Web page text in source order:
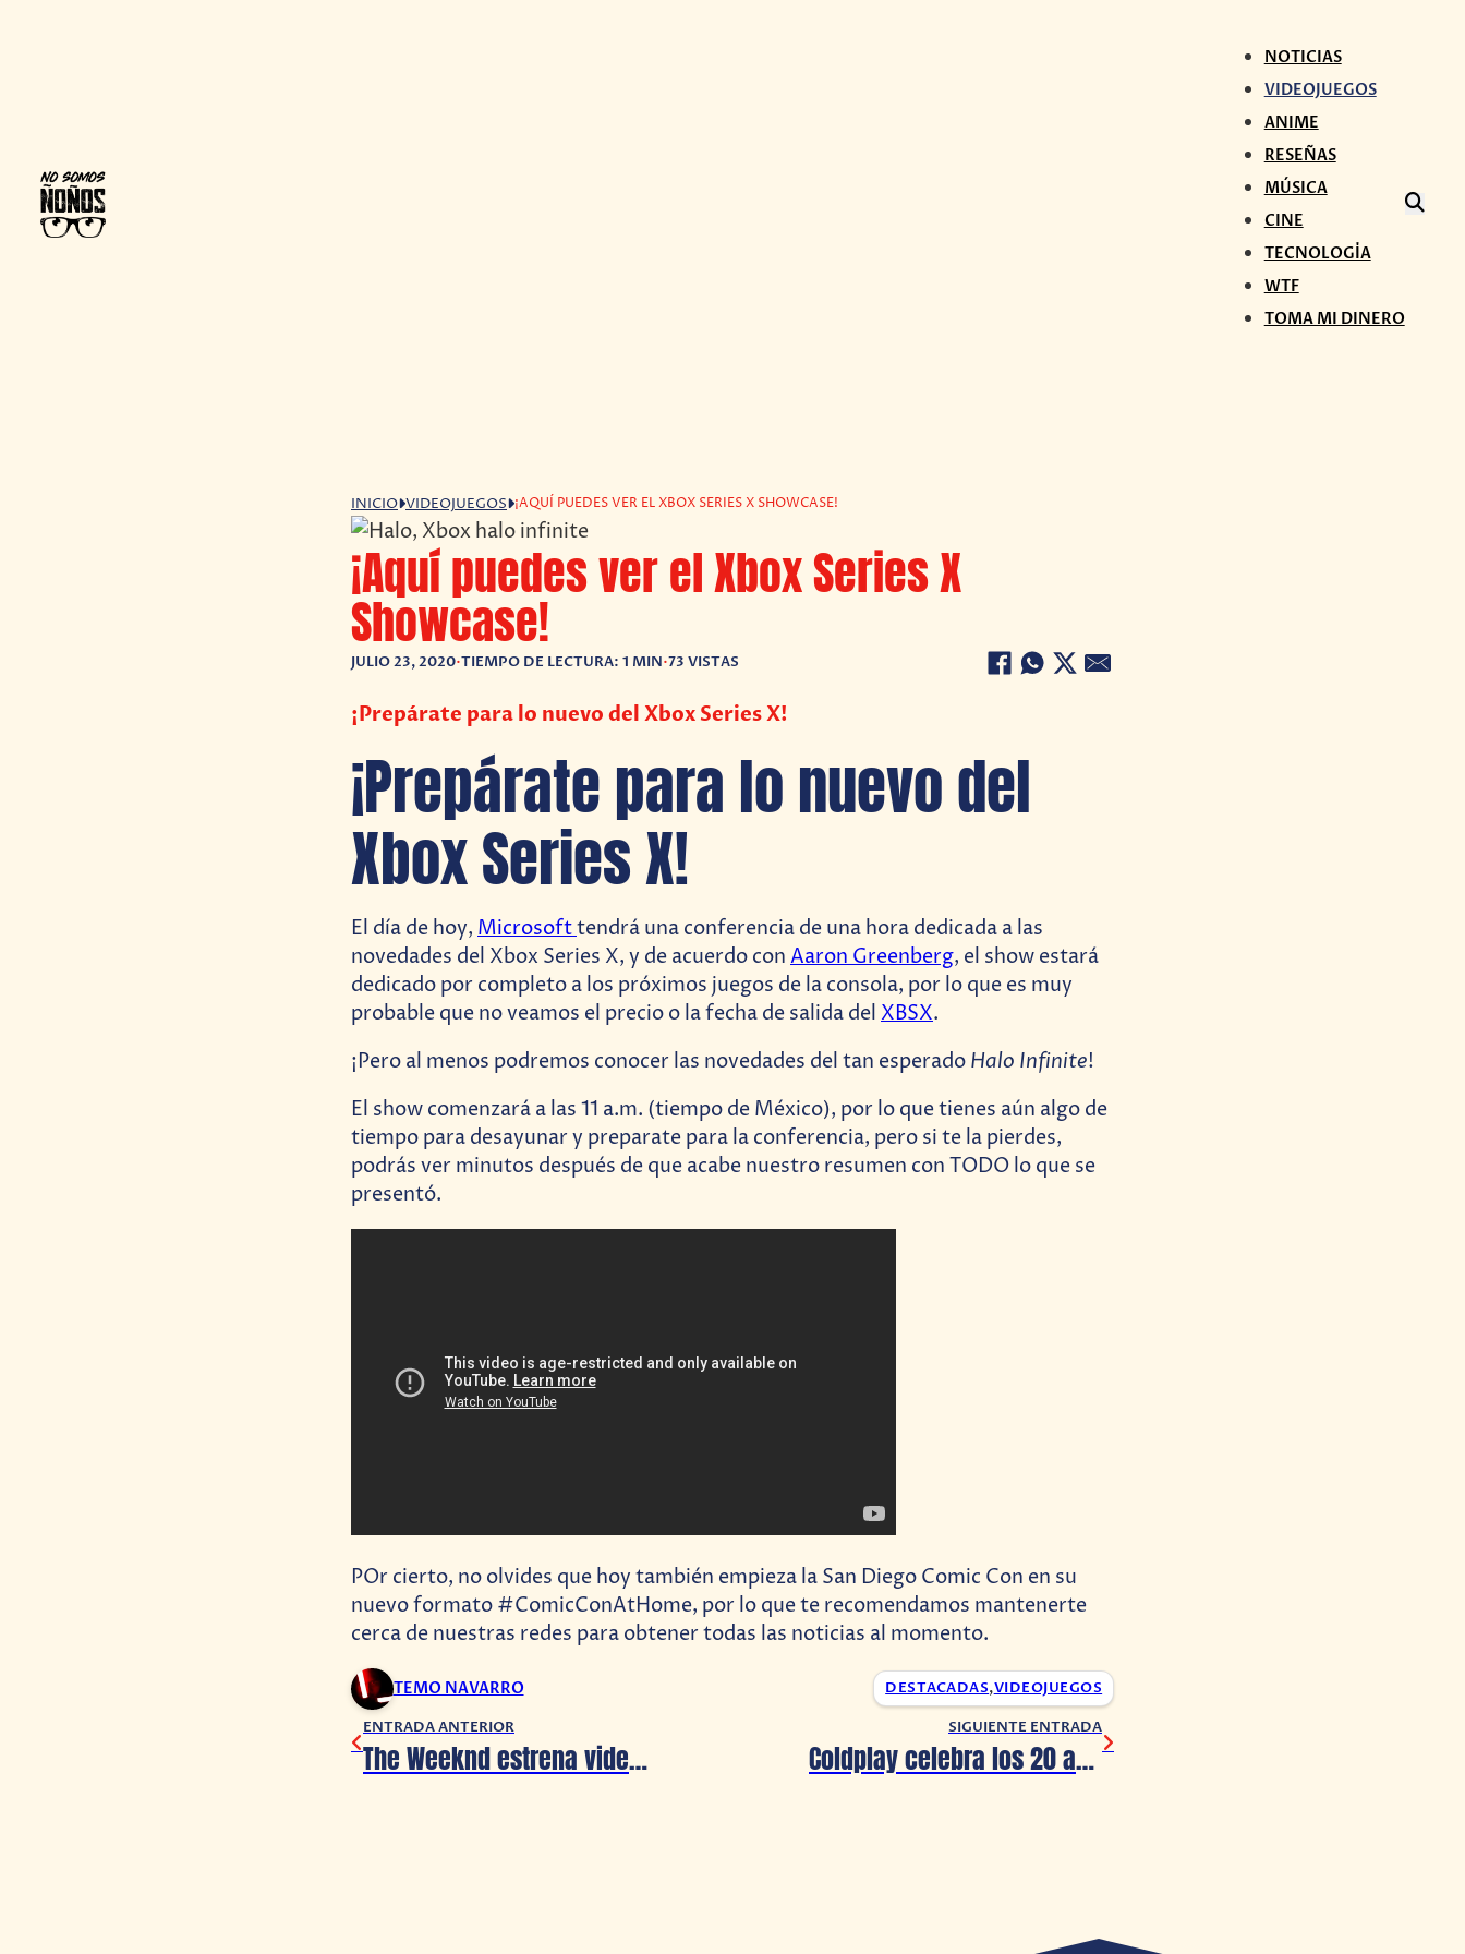
NOTICIAS
VIDEOJUEGOS
ANIME
RESEÑAS
MÚSICA
CINE
TECNOLOGÍA
WTF
TOMA MI DINERO
INICIO VIDEOJUEGOS ¡AQUÍ PUEDES VER EL XBOX SERIES X SHOWCASE!
¡Aquí puedes ver el Xbox Series X
Showcase!
JULIO 23, 2020•TIEMPO DE LECTURA: 1 MIN•73 VISTAS
¡Prepárate para lo nuevo del Xbox Series X!
¡Prepárate para lo nuevo del
Xbox Series X!
El día de hoy, Microsofttendrá una conferencia de una hora dedicada a las
novedades del Xbox Series X, y de acuerdo con Aaron Greenberg, el show estará
dedicado por completo a los próximos juegos de la consola, por lo que es muy
probable que no veamos el precio o la fecha de salida del XBSX.
¡Pero al menos podremos conocer las novedades del tan esperado Halo Infinite!
El show comenzará a las 11 a.m. (tiempo de México), por lo que tienes aún algo de
tiempo para desayunar y preparate para la conferencia, pero si te la pierdes,
podrás ver minutos después de que acabe nuestro resumen con TODO lo que se
presentó.
POr cierto, no olvides que hoy también empieza la San Diego Comic Con en su
nuevo formato #ComicConAtHome, por lo que te recomendamos mantenerte
cerca de nuestras redes para obtener todas las noticias al momento.
TEMO NAVARRO DESTACADAS,VIDEOJUEGOS
ENTRADA ANTERIOR
The Weeknd estrena video musical animado para «SnowChild»
SIGUIENTE ENTRADA
Coldplay celebra los 20 años ‘Parachutes’ con una reedición especial en vinilo